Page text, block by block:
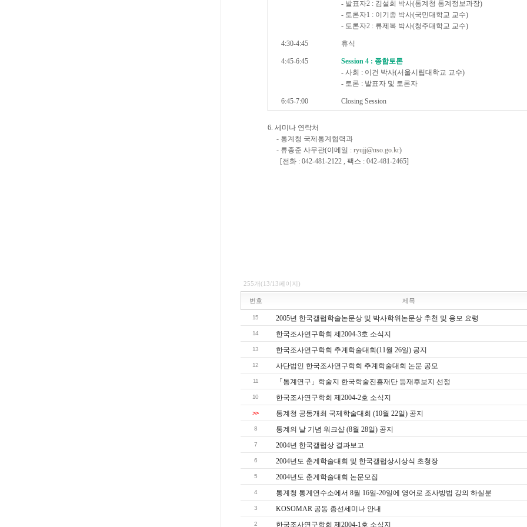
- 발표자2 : 김설희 박사(통계청 통계정보과장)
- 토론자1 : 이기종 박사(국민대학교 교수)
- 토론자2 : 류제복 박사(청주대학교 교수)
4:30-4:45 휴식
4:45-6:45
Session 4 : 종합토론
- 사회 : 이건 박사(서울시립대학교 교수)
- 토론 : 발표자 및 토론자
6:45-7:00 Closing Session
6. 세미나 연락처
- 통계청 국제통계협력과
- 류종준 사무관(이메일 : ryujj@nso.go.kr)
[전화 : 042-481-2122 , 팩스 : 042-481-2465]
255개(13/13페이지)
번호 제목
15 2005년 한국갤럽학술논문상 및 박사학위논문상 추천 및 응모 요령
14 한국조사연구학회 제2004-3호 소식지
13 한국조사연구학회 추계학술대회(11월 26일) 공지
12 사단법인 한국조사연구학회 추계학술대회 논문 공모
11 「통계연구」학술지 한국학술진흥재단 등재후보지 선정
10 한국조사연구학회 제2004-2호 소식지
>> 통계청 공동개최 국제학술대회 (10월 22일) 공지
8 통계의 날 기념 워크샵 (8월 28일) 공지
7 2004년 한국갤럽상 결과보고
6 2004년도 춘계학술대회 및 한국갤럽상시상식 초청장
5 2004년도 춘계학술대회 논문모집
4 통계청 통계연수소에서 8월 16일-20일에 영어로 조사방법 강의 하실분
3 KOSOMAR 공동 총선세미나 안내
2 한국조사연구학회 제2004-1호 소식지